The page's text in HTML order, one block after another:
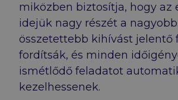
miközben biztosítja, hogy az
idejük nagy részét a
összetettebb kihívást jelentő
fordítsák, és minden
ismétlődő feladatot
kezelhessenek.